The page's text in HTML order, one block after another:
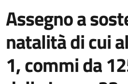
Assegno a
natalità di cui
1, commi da